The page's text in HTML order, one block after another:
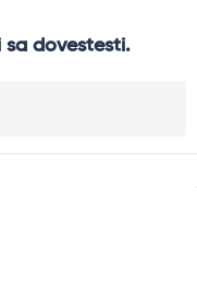
sa dovestesti.